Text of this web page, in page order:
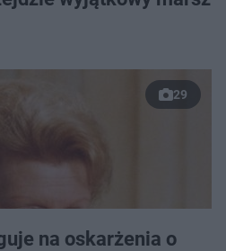
29
na oskarżenia o